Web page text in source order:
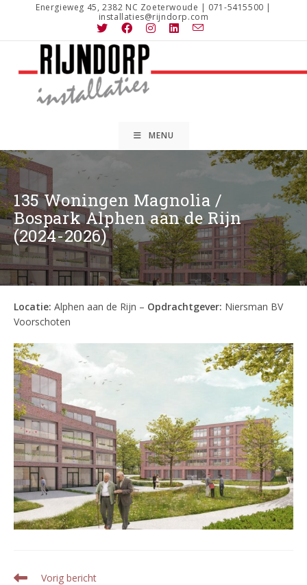
Energieweg 45, 2382 NC Zoeterwoude | 071-5415500 |
installaties@rijndorp.com
MENU
135 Woningen Magnolia /
Bospark Alphen aan de Rijn
(2024-2026)
Locatie: Alphen aan de Rijn – Opdrachtgever: Niersman BV
Voorschoten
Lees
Vorig bericht